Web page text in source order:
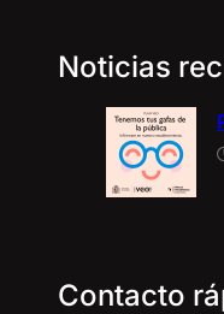
Noticias
Contacto